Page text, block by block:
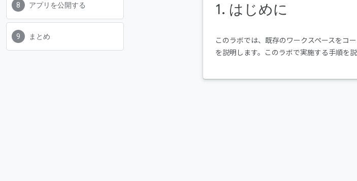
アプリを公開する
まとめ
1. はじめに
このラボでは、既存のワークスペースをコ
を説明します。このラボで実施する手順を